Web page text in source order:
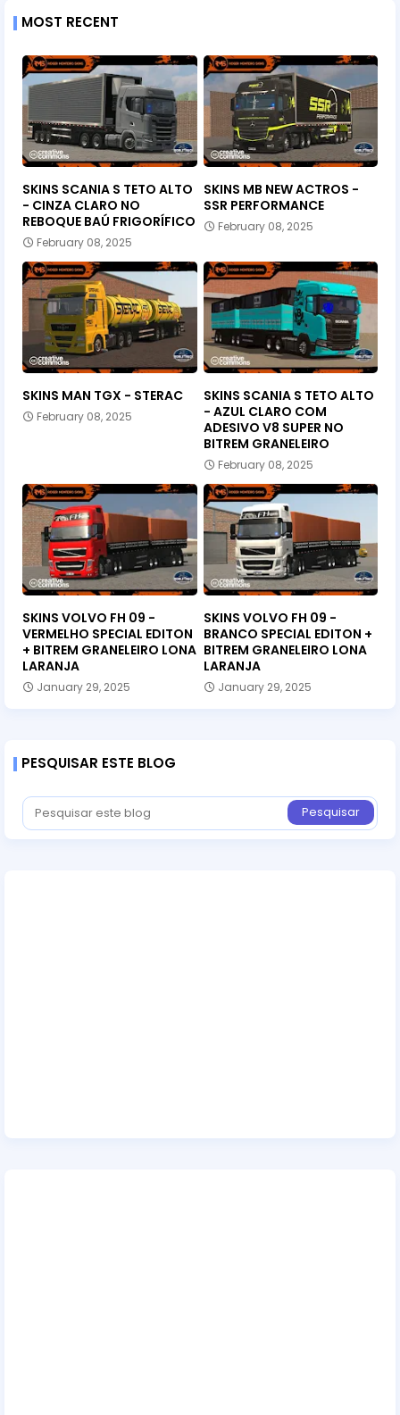
MOST RECENT
SKINS SCANIA S TETO ALTO
- CINZA CLARO NO
REBOQUE BAÚ FRIGORÍFICO
February 08, 2025
SKINS MB NEW ACTROS -
SSR PERFORMANCE
February 08, 2025
SKINS MAN TGX - STERAC
February 08, 2025
SKINS SCANIA S TETO ALTO
- AZUL CLARO COM
ADESIVO V8 SUPER NO
BITREM GRANELEIRO
February 08, 2025
SKINS VOLVO FH 09 -
VERMELHO SPECIAL EDITON
+ BITREM GRANELEIRO LONA
LARANJA
January 29, 2025
SKINS VOLVO FH 09 -
BRANCO SPECIAL EDITON +
BITREM GRANELEIRO LONA
LARANJA
January 29, 2025
PESQUISAR ESTE BLOG